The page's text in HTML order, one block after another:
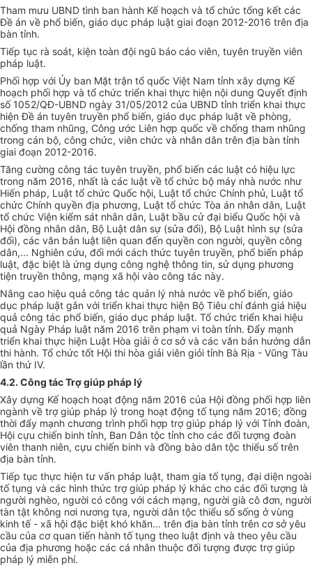
Tham mưu UBND tình ban hành Kế hoạch và tổ chức tổng kết các
Đề án về phổ biến, giáo dục pháp luật giai đoạn 2012-2016 trên địa
bàn tỉnh.
Tiếp tục rà soát, kiện toàn đội ngũ báo cáo viên, tuyên truyền viên
pháp luật.
Phối hợp với Ủy ban Mặt trận tổ quốc Việt Nam tỉnh xây dựng Kế
hoạch phối hợp và tổ chức triển khai thực hiện nội dung Quyết định
số 1052/QĐ-UBND ngày 31/05/2012 của UBND tỉnh triển khai thực
hiện Đề án tuyên truyền phổ biến, giáo dục pháp luật về phòng,
chống tham nhũng, Công ước Liên hợp quốc về chống tham nhũng
trong cán bộ, công chức, viên chức và nhân dân trên địa bàn tỉnh
giai đoạn 2012-2016.
Tăng cường công tác tuyên truyền, phổ biến các luật có hiệu lực
trong năm 2016, nhất là các luật về tổ chức bộ máy nhà nước như
Hiến pháp, Luật tổ chức Quốc hội, Luật tổ chức Chính phủ, Luật tổ
chức Chính quyền địa phương, Luật tổ chức Tòa án nhân dân, Luật
tổ chức Viện kiểm sát nhân dân, Luật bầu cử đại biểu Quốc hội và
Hội đồng nhân dân, Bộ Luật dân sự (sửa đổi), Bộ Luật hình sự (sửa
đổi), các văn bản luật liên quan đến quyền con người, quyền công
dân,... Nghiên cứu, đổi mới cách thức tuyên truyền, phổ biến pháp
luật, đặc biệt là ứng dụng công nghệ thông tin, sử dụng phương
tiện truyền thông, mạng xã hội vào công tác này.
Nâng cao hiệu quả công tác quản lý nhà nước về phổ biến, giáo
dục pháp luật gắn với triển khai thực hiện Bộ Tiêu chí đánh giá hiệu
quả công tác phổ biến, giáo dục pháp luật. Tổ chức triển khai hiệu
quả Ngày Pháp luật năm 2016 trên phạm vi toàn tỉnh. Đẩy mạnh
triển khai thực hiện Luật Hòa giải ở cơ sở và các văn bản hướng dẫn
thi hành. Tổ chức tốt Hội thi hòa giải viên giỏi tỉnh Bà Rịa - Vũng Tàu
lần thứ IV.
4.2. Công tác Trợ giúp pháp lý
Xây dựng Kế hoạch hoạt động năm 2016 của Hội đồng phối hợp liên
ngành về trợ giúp pháp lý trong hoạt động tố tụng năm 2016; đồng
thời đẩy mạnh chương trình phối hợp trợ giúp pháp lý với Tỉnh đoàn,
Hội cựu chiến binh tỉnh, Ban Dân tộc tỉnh cho các đối tượng đoàn
viên thanh niên, cựu chiến binh và đồng bào dân tộc thiểu số trên
địa bàn tỉnh.
Tiếp tục thực hiện tư vấn pháp luật, tham gia tố tụng, đại diện ngoài
tố tụng và các hình thức trợ giúp pháp lý khác cho các đối tượng là
người nghèo, người có công với cách mạng, người già cô đơn, người
tàn tật không nơi nương tựa, người dân tộc thiểu số sống ở vùng
kinh tế - xã hội đặc biệt khó khăn... trên địa bàn tỉnh trên cơ sở yêu
cầu của cơ quan tiến hành tố tụng theo luật định và theo yêu cầu
của địa phương hoặc các cá nhân thuộc đối tượng được trợ giúp
pháp lý miễn phí.